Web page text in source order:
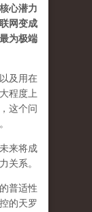
心潜力
网变成
为极端
及用在
程度上
这个问
来将成
关系。
普适性
的天罗